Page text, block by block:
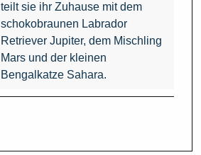
teilt sie ihr Zuhause mit dem
schokobraunen Labrador
Retriever Jupiter, dem Mischling
Mars und der kleinen
Bengalkatze Sahara.